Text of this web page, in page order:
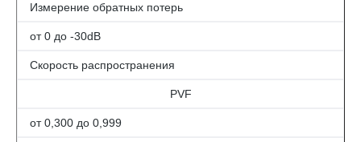
Измерение обратных потерь
от 0 до -30dB
Скорость распространения
PVF
от 0,300 до 0,999